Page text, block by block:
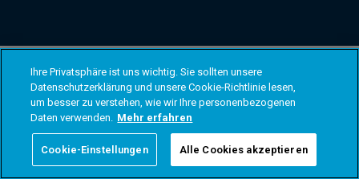
Ihre Privatsphäre ist uns wichtig. Sie sollten unsere
Datenschutzerklärung und unsere Cookie-Richtlinie lesen,
um besser zu verstehen, wie wir Ihre personenbezogenen
Daten verwenden. Mehr erfahren
Cookie-Einstellungen Alle Cookies akzeptieren